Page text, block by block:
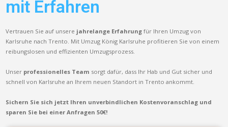
mit Erfahren
Vertrauen Sie auf unsere jahrelange Erfahrung für Ihren Umzug von
Karlsruhe nach Trento. Mit Umzug König Karlsruhe profitieren Sie von einem
reibungslosen und effizienten Umzugsprozess.
Unser professionelles Team sorgt dafür, dass Ihr Hab und Gut sicher und
schnell von Karlsruhe an Ihrem neuen Standort in Trento ankommt.
Sichern Sie sich jetzt Ihren unverbindlichen Kostenvoranschlag und
sparen Sie bei einer Anfragen 50€!